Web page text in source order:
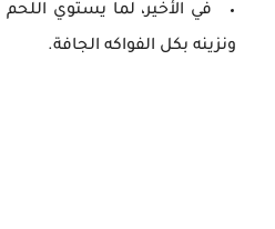
في الأخير، لما يستوي
ونزينه بكل الفواكه الجافة.